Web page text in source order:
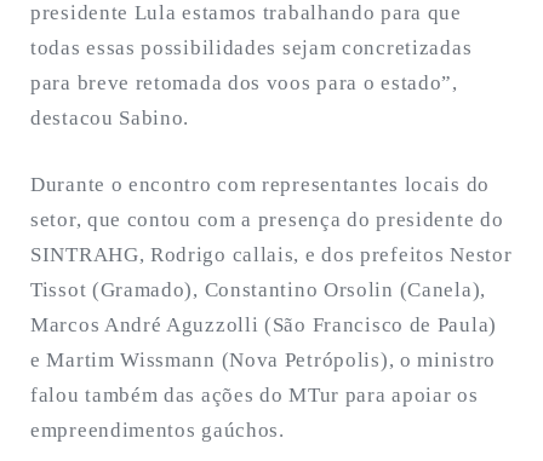
presidente Lula estamos trabalhando para que
todas essas possibilidades sejam concretizadas
para breve retomada dos voos para o estado”,
destacou Sabino.
Durante o encontro com representantes locais do
setor, que contou com a presença do presidente do
SINTRAHG, Rodrigo callais, e dos prefeitos Nestor
Tissot (Gramado), Constantino Orsolin (Canela),
Marcos André Aguzzolli (São Francisco de Paula)
e Martim Wissmann (Nova Petrópolis), o ministro
falou também das ações do MTur para apoiar os
empreendimentos gaúchos.